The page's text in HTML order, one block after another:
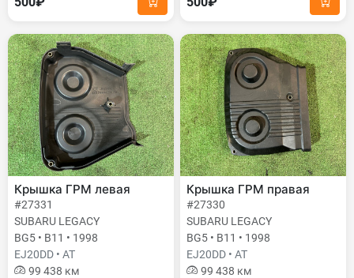
Крышка ГРМ левая
#27331
SUBARU LEGACY
BG5 • B11 • 1998
EJ20DD • AT
99 438 км
Крышка ГРМ правая
#27330
SUBARU LEGACY
BG5 • B11 • 1998
EJ20DD • AT
99 438 км